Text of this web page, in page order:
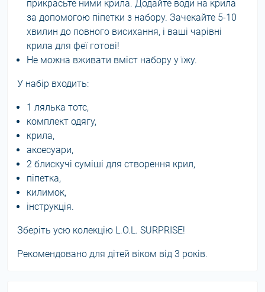
прикрасьте ними крила. Додайте води на крила
за допомогою піпетки з набору. Зачекайте 5-10
хвилин до повного висихання, і ваші чарівні
крила для феї готові!
Не можна вживати вміст набору у їжу.
У набір входить:
1 лялька тотс,
комплект одягу,
крила,
аксесуари,
2 блискучі суміші для створення крил,
піпетка,
килимок,
інструкція.
Зберіть усю колекцію L.O.L. SURPRISE!
Рекомендовано для дітей віком від 3 років.